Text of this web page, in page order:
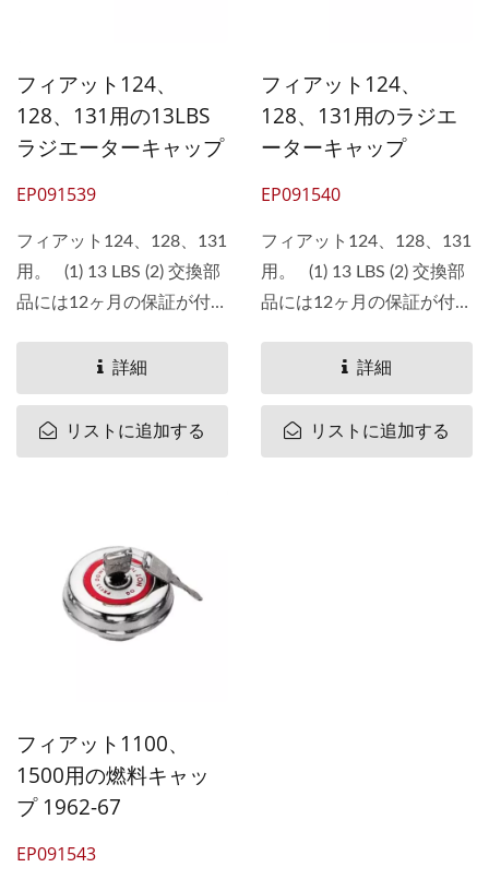
フィアット124、
128、131用の13LBS
ラジエーターキャップ
EP091539
フィアット124、128、131
用。 (1) 13 LBS (2) 交換部
品には12ヶ月の保証が付い
詳細
リストに追加する
フィアット124、
128、131用のラジエ
ーターキャップ
EP091540
フィアット124、128、131
用。 (1) 13 LBS (2) 交換部
品には12ヶ月の保証が付い
詳細
リストに追加する
フィアット1100、
1500用の燃料キャッ
プ 1962-67
EP091543